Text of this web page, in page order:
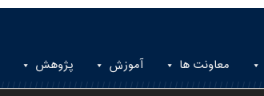
معاونت ها آموزش پژوهش